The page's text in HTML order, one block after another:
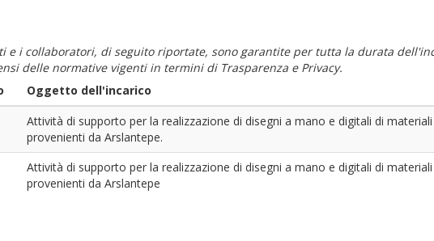
i collaboratori, di seguito riportate, sono garantite per tutta la durata
delle normative vigenti in termini di Trasparenza e Privacy.
Oggetto dell'incarico
Attività di supporto per la realizzazione di disegni a mano e digitali di
provenienti da Arslantepe.
Attività di supporto per la realizzazione di disegni a mano e digitali di
provenienti da Arslantepe